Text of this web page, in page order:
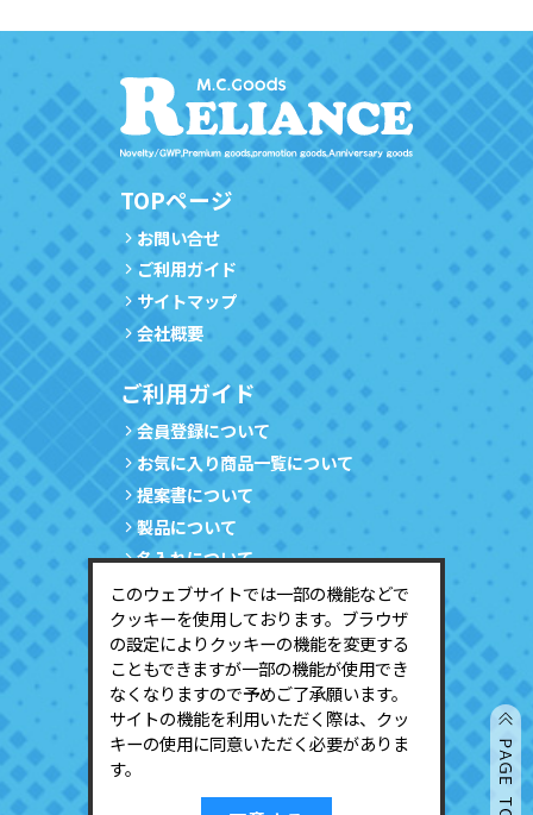
TOPページ
お問い合せ
ご利用ガイド
サイトマップ
会社概要
ご利用ガイド
会員登録について
お気に入り商品一覧について
提案書について
製品について
名入れについて
サンプルについて
会員情報の確認・変更について
会員登録の停止について
サービスのご利用
会員ログイン
このウェブサイトでは一部の機能などで
クッキーを使用しております。ブラウザ
の設定によりクッキーの機能を変更する
こともできますが一部の機能が使用でき
なくなりますので予めご了承願います。
サイトの機能を利用いただく際は、クッ
キーの使用に同意いただく必要がありま
す。